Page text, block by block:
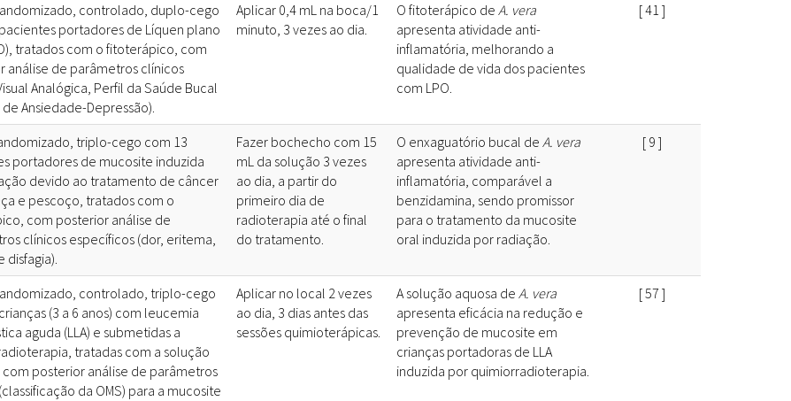
controlado, duplo-cego
portadores de Líquen plano
tratados com o fitoterápico, com
análise de parâmetros clínicos
Analógica, Perfil da Saúde Bucal
de Ansiedade-Depressão).
Aplicar 0,4 mL na boca/1
minuto, 3 vezes ao dia.
O fitoterápico de A. vera
apresenta atividade anti-
inflamatória, melhorando a
qualidade de vida dos pacientes
com LPO.
[41 ]
triplo-cego com 13
portadores de mucosite induzida
devido ao tratamento de câncer
e pescoço, tratados com o
com posterior análise de
clínicos específicos (dor, eritema,
disfagia).
Fazer bochecho com 15
mL da solução 3 vezes
ao dia, a partir do
primeiro dia de
radioterapia até o final
do tratamento.
O enxaguatório bucal de A. vera
apresenta atividade anti-
inflamatória, comparável a
benzidamina, sendo promissor
para o tratamento da mucosite
oral induzida por radiação.
[ 9 ]
controlado, triplo-cego
(3 a 6 anos) com leucemia
aguda (LLA) e submetidas a
tratadas com a solução
posterior análise de parâmetros
da OMS) para a mucosite
Aplicar no local 2 vezes
ao dia, 3 dias antes das
sessões quimioterápicas.
A solução aquosa de A. vera
apresenta eficácia na redução e
prevenção de mucosite em
crianças portadoras de LLA
induzida por quimiorradioterapia.
[57 ]